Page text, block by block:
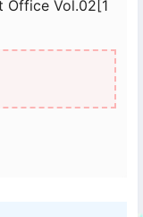
Office Vol.02[1